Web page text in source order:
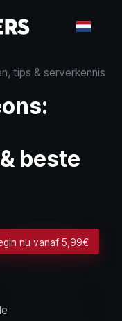
tips & serverkennis
beste
nu vanaf 5,99€